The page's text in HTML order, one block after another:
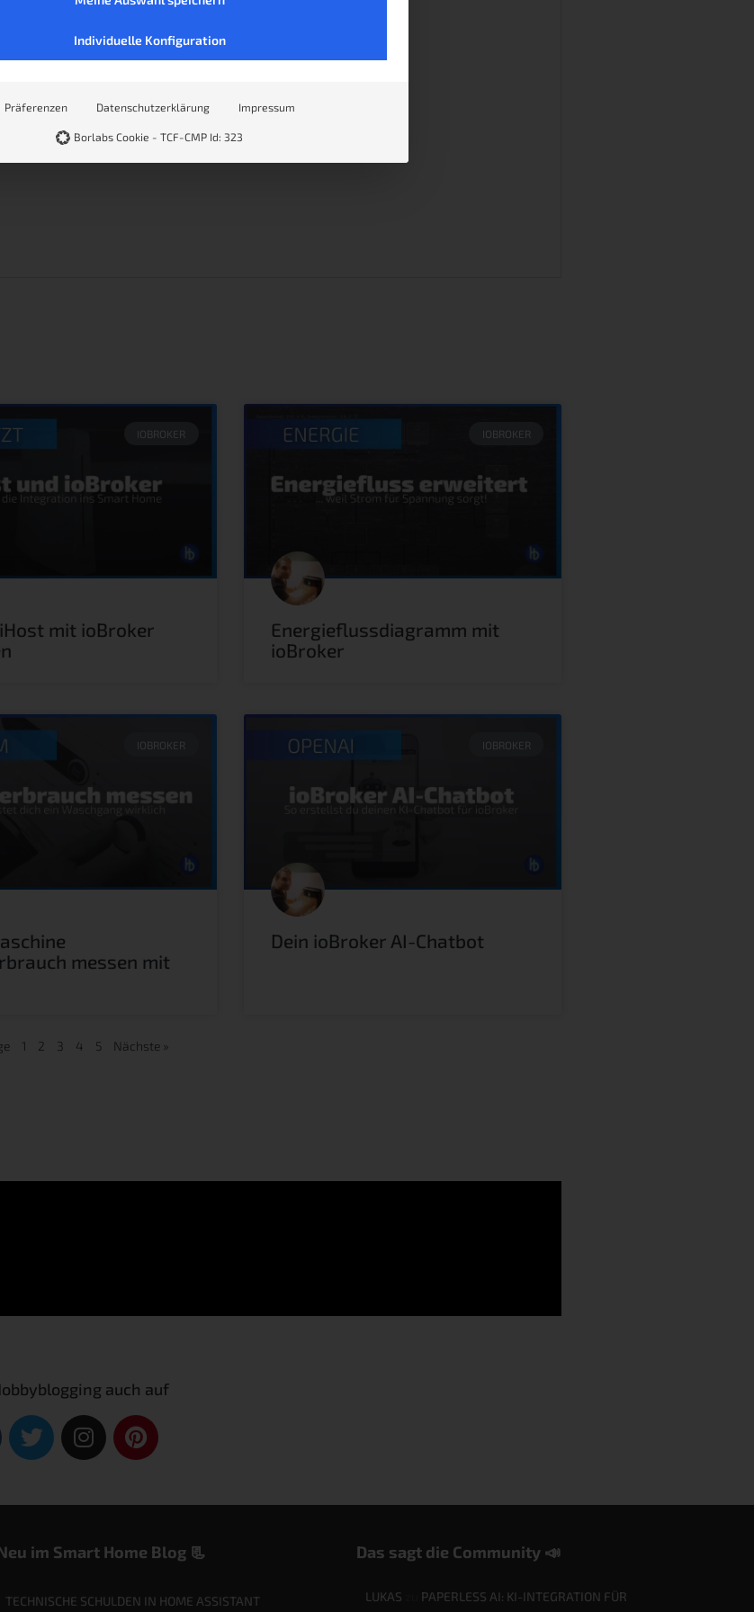
IOBROKER
iHost mit ioBroker
IOBROKER
Energieflussdiagramm mit
ioBroker
IOBROKER
messen mit
IOBROKER
Dein ioBroker AI-Chatbot
1 2 3 4 5 Nächste »
auch auf
im Smart Home Blog 📃
TECHNISCHE SCHULDEN IN HOME ASSISTANT
Das sagt die Community 📣
LUKAS PAPERLESS AI: KI-INTEGRATION FÜR
Individuelle Konfiguration
Präferenzen Datenschutzerklärung Impressum
Borlabs Cookie - TCF-CMP Id: 323